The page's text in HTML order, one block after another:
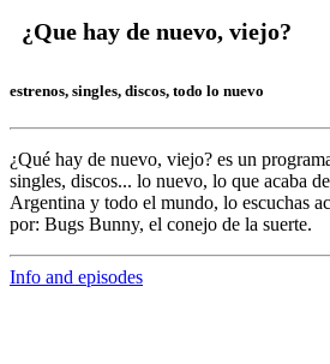
¿Que hay de nuevo, viejo?
estrenos, singles, discos, todo lo nuevo
¿Qué hay de nuevo, viejo? es un
singles, discos... lo nuevo, lo que acaba
Argentina y todo el mundo, lo escuchas
por: Bugs Bunny, el conejo de la suerte.
Info and episodes